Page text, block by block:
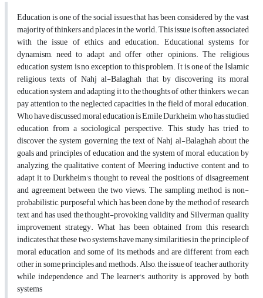
Education is one of the social issues that has been considered by the vast
majority of thinkers and places in the world. This issue is often associated
with the issue of ethics and education. Educational systems for
dynamism, need to adapt and offer other opinions. The religious
education system is no exception to this problem. It is one of the Islamic
religious texts of Nahj al-Balaghah that by discovering its moral
education system and adapting it to the thoughts of other thinkers, we can
pay attention to the neglected capacities in the field of moral education.
Who have discussed moral education is Emile Durkheim, who has studied
education from a sociological perspective. This study has tried to
discover the system governing the text of Nahj al-Balaghah about the
goals and principles of education and the system of moral education by
analyzing the qualitative content of Meering inductive content and to
adapt it to Durkheim's thought to reveal the positions of disagreement
and agreement between the two views. The sampling method is non-
probabilistic, purposeful, which has been done by the method of research
text and has used the thought-provoking validity and Silverman quality
improvement strategy. What has been obtained from this research
indicates that these two systems have many similarities in the principle of
moral education and some of its methods and are different from each
other in some principles and methods. Also, the issue of teacher authority
while independence and The learner's authority is approved by both
systems